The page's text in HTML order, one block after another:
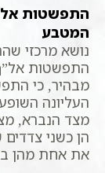
התפשטות
המטבע
נושא מרכזי
התפשטות
מבהיר, כי
העליונה
מצד הנברא,
הן כשני
את אחת מהן